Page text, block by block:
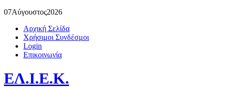
07Αύγουστος2026
Αρχική Σελίδα
Χρήσιμοι Συνδέσμοι
Login
Επικοινωνία
ΕΛ.Ι.Ε.Κ.